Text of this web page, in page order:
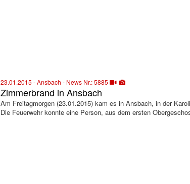
23.01.2015 - Ansbach - News Nr.: 5885
Zimmerbrand in Ansbach
Am Freitagmorgen (23.01.2015) kam es in Ansbach, in der
Die Feuerwehr konnte eine Person, aus dem ersten